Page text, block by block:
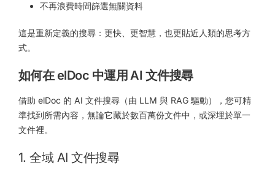
不再浪費時間篩選無關資料
這是重新定義的搜尋：更快、更智慧，也更貼近人類的思考方
式。
如何在 elDoc 中運用 AI 文件搜尋
借助 elDoc 的 AI 文件搜尋（由 LLM 與 RAG 驅動），您可精
準找到所需內容，無論它藏於數百萬份文件中，或深埋於單一
文件裡。
1. 全域 AI 文件搜尋